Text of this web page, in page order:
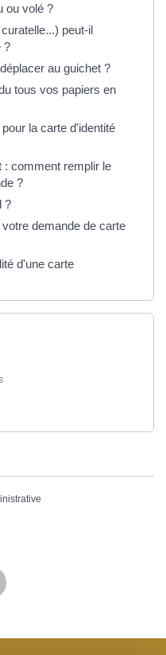
ou volé ?
peut-il
?
au guichet ?
tous vos papiers en
la carte d'identité
: comment remplir le
?
?
demande de carte
d'une carte